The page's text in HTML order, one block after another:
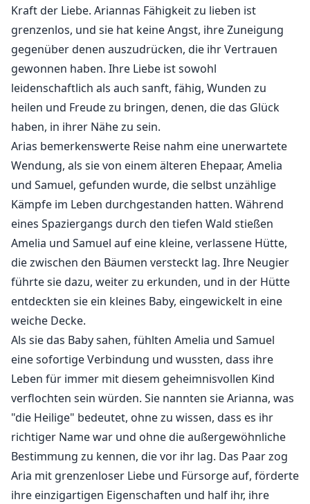
Kraft der Liebe. Ariannas Fähigkeit zu lieben ist
grenzenlos, und sie hat keine Angst, ihre Zuneigung
gegenüber denen auszudrücken, die ihr Vertrauen
gewonnen haben. Ihre Liebe ist sowohl
leidenschaftlich als auch sanft, fähig, Wunden zu
heilen und Freude zu bringen, denen, die das Glück
haben, in ihrer Nähe zu sein.
Arias bemerkenswerte Reise nahm eine unerwartete
Wendung, als sie von einem älteren Ehepaar, Amelia
und Samuel, gefunden wurde, die selbst unzählige
Kämpfe im Leben durchgestanden hatten. Während
eines Spaziergangs durch den tiefen Wald stießen
Amelia und Samuel auf eine kleine, verlassene Hütte,
die zwischen den Bäumen versteckt lag. Ihre Neugier
führte sie dazu, weiter zu erkunden, und in der Hütte
entdeckten sie ein kleines Baby, eingewickelt in eine
weiche Decke.
Als sie das Baby sahen, fühlten Amelia und Samuel
eine sofortige Verbindung und wussten, dass ihre
Leben für immer mit diesem geheimnisvollen Kind
verflochten sein würden. Sie nannten sie Arianna, was
"die Heilige" bedeutet, ohne zu wissen, dass es ihr
richtiger Name war und ohne die außergewöhnliche
Bestimmung zu kennen, die vor ihr lag. Das Paar zog
Aria mit grenzenloser Liebe und Fürsorge auf, förderte
ihre einzigartigen Eigenschaften und half ihr, ihre